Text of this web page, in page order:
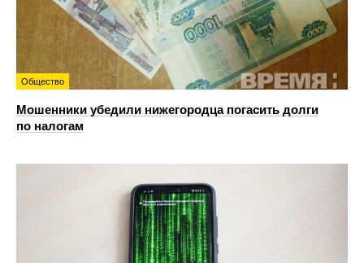
Общество
Мошенники убедили нижегородца погасить долги
по налогам